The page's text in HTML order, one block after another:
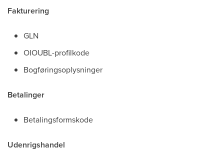
Fakturering
GLN
OIOUBL-profilkode
Bogføringsoplysninger
Betalinger
Betalingsformskode
Udenrigshandel